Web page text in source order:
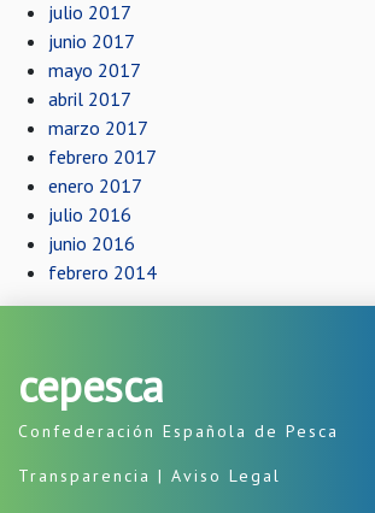
julio 2017
junio 2017
mayo 2017
abril 2017
marzo 2017
febrero 2017
enero 2017
julio 2016
junio 2016
febrero 2014
cepesca
Confederación Española de Pesca
Transparencia | Aviso Legal